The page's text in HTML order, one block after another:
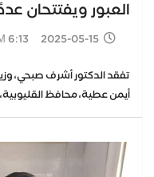
العبور ويفتتحان
2025-05-15 6:13 PM
تفقد الدكتور أشرف صبحي،
أيمن عطية، محافظ القليوبية،